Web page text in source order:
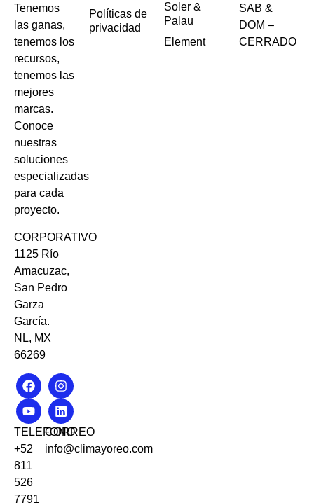
Tenemos
las ganas,
tenemos los
recursos,
tenemos las
mejores
marcas.
Conoce
nuestras
soluciones
especializadas
para cada
proyecto.
CORPORATIVO
1125 Río
Amacuzac,
San Pedro
Garza
García.
NL, MX
66269
TELEFONO
+52
811
526
7791
CORREO
info@climayoreo.com
Políticas de
privacidad
Soler &
Palau
Element
SAB &
DOM –
CERRADO